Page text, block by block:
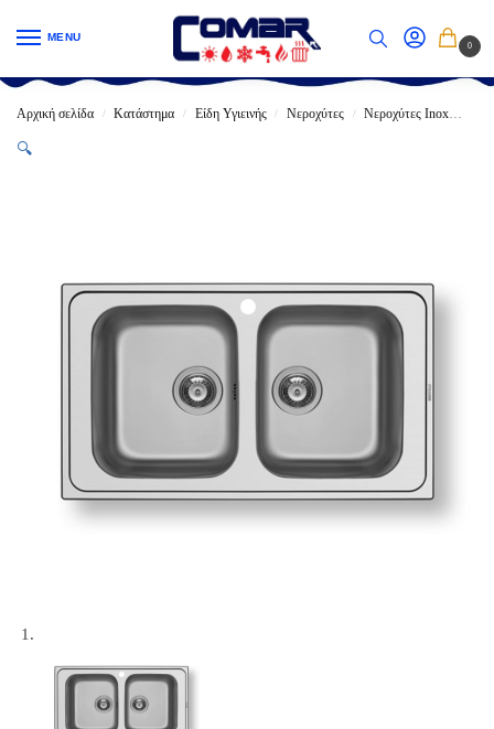
MENU
0
Αρχική σελίδα / Κατάστημα / Είδη Υγιεινής / Νεροχύτες / Νεροχύτες Inox
🔍